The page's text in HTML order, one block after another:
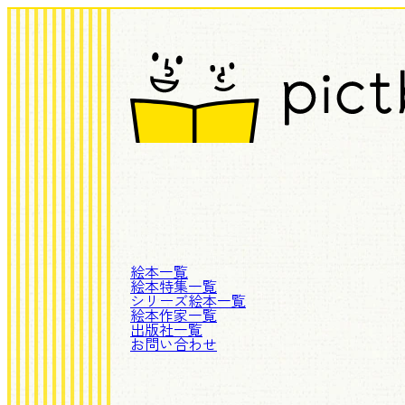
絵本一覧
絵本特集一覧
シリーズ絵本一覧
絵本作家一覧
出版社一覧
お問い合わせ